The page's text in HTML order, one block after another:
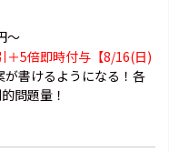
～
＋5倍即時付与【8/16(日)
が書けるようになる！各
問題量！